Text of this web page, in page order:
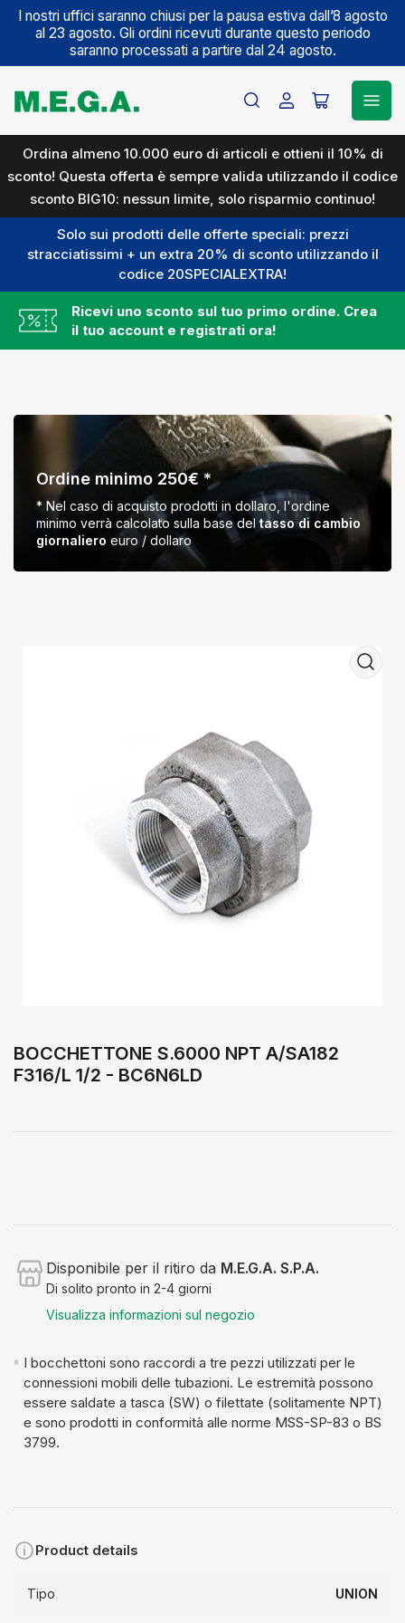
I nostri uffici saranno chiusi per la pausa estiva dall’8 agosto
al 23 agosto. Gli ordini ricevuti durante questo periodo
saranno processati a partire dal 24 agosto.
AccediApri
carrello
Ordina almeno 10.000 euro di articoli e ottieni il 10% di
sconto! Questa offerta è sempre valida utilizzando il codice
sconto BIG10: nessun limite, solo risparmio continuo!
Solo sui prodotti delle offerte speciali: prezzi
stracciatissimi + un extra 20% di sconto utilizzando il
codice 20SPECIALEXTRA!
Ricevi uno sconto sul tuo primo ordine. Crea
il tuo account e registrati ora!
Ordine
minimo
250€
*
Ordine minimo 250€ *
* Nel caso di acquisto prodotti in dollaro, l'ordine
minimo verrà calcolato sulla base del tasso di cambio
giornaliero euro / dollaro
Apri
media
1
in
dialogo
modale
BOCCHETTONE S.6000 NPT A/SA182
F316/L 1/2 - BC6N6LD
Disponibile per il ritiro da M.E.G.A. S.P.A.
Di solito pronto in 2-4 giorni
Visualizza informazioni sul negozio
I bocchettoni sono raccordi a tre pezzi utilizzati per le
connessioni mobili delle tubazioni. Le estremità possono
essere saldate a tasca (SW) o filettate (solitamente NPT)
e sono prodotti in conformità alle norme MSS-SP-83 o BS
3799.
Product details
Tipo UNION